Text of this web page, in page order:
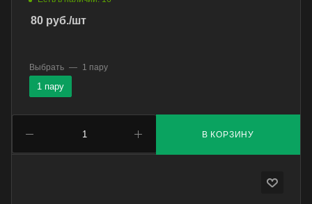
80 руб./шт
В КОРЗИНУ
Выбрать — 1 пару
1 пару